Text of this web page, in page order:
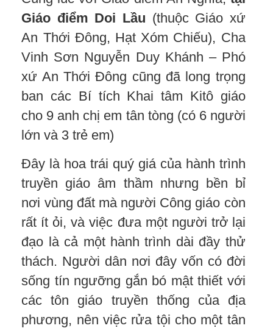
Giáo điểm Doi Lầu (thuộc Giáo xứ
An Thới Đông, Hạt Xóm Chiếu), Cha
Vinh Sơn Nguyễn Duy Khánh – Phó
xứ An Thới Đông cũng đã long trọng
ban các Bí tích Khai tâm Kitô giáo
cho 9 anh chị em tân tòng (có 6 người
lớn và 3 trẻ em)
Đây là hoa trái quý giá của hành trình
truyền giáo âm thầm nhưng bền bỉ
nơi vùng đất mà người Công giáo còn
rất ít ỏi, và việc đưa một người trở lại
đạo là cả một hành trình dài đầy thử
thách. Người dân nơi đây vốn có đời
sống tín ngưỡng gắn bó mật thiết với
các tôn giáo truyền thống của địa
phương, nên việc rửa tội cho một tân